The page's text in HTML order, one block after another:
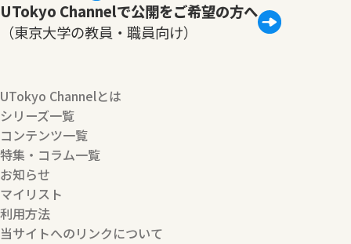
UTokyo Channelで公開をご希望の方へ
（東京大学の教員・職員向け）
UTokyo Channelとは
シリーズ一覧
コンテンツ一覧
特集・コラム一覧
お知らせ
マイリスト
利用方法
当サイトへのリンクについて